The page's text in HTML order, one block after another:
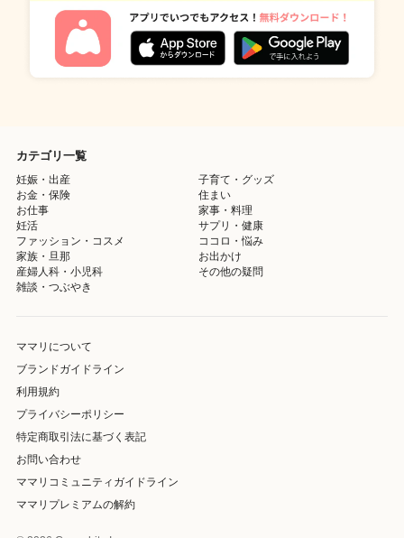
カテゴリ一覧
妊娠・出産
子育て・グッズ
お金・保険
住まい
お仕事
家事・料理
妊活
サプリ・健康
ファッション・コスメ
ココロ・悩み
家族・旦那
お出かけ
産婦人科・小児科
その他の疑問
雑談・つぶやき
ママリについて
ブランドガイドライン
利用規約
プライバシーポリシー
特定商取引法に基づく表記
お問い合わせ
ママリコミュニティガイドライン
ママリプレミアムの解約